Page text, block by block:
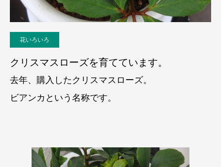
花いろいろ
クリスマスローズを育てています。
去年、購入したクリスマスローズ。
ビアンカという名称です。